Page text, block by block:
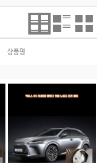
상품명